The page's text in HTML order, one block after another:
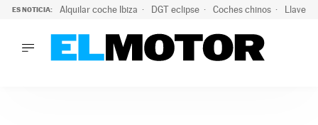
ES NOTICIA: Alquilar coche Ibiza DGT eclipse Coches chinos Llaves